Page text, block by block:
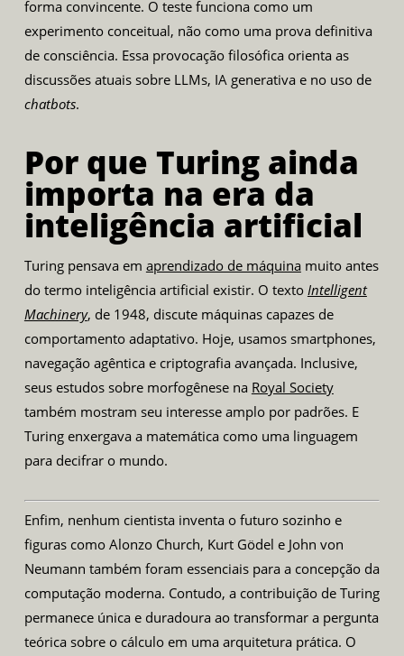
forma convincente. O teste funciona como um
experimento conceitual, não como uma prova definitiva
de consciência. Essa provocação filosófica orienta as
discussões atuais sobre LLMs, IA generativa e no uso de
chatbots.
Por que Turing ainda
importa na era da
inteligência artificial
Turing pensava em aprendizado de máquinamuito antes
do termo inteligência artificial existir. O texto Intelligent
Machinery, de 1948, discute máquinas capazes de
comportamento adaptativo. Hoje, usamos smartphones,
navegação agêntica e criptografia avançada. Inclusive,
seus estudos sobre morfogênese na Royal Society
também mostram seu interesse amplo por padrões. E
Turing enxergava a matemática como uma linguagem
para decifrar o mundo.
Enfim, nenhum cientista inventa o futuro sozinho e
figuras como Alonzo Church, Kurt Gödel e John von
Neumann também foram essenciais para a concepção da
computação moderna. Contudo, a contribuição de Turing
permanece única e duradoura ao transformar a pergunta
teórica sobre o cálculo em uma arquitetura prática. O